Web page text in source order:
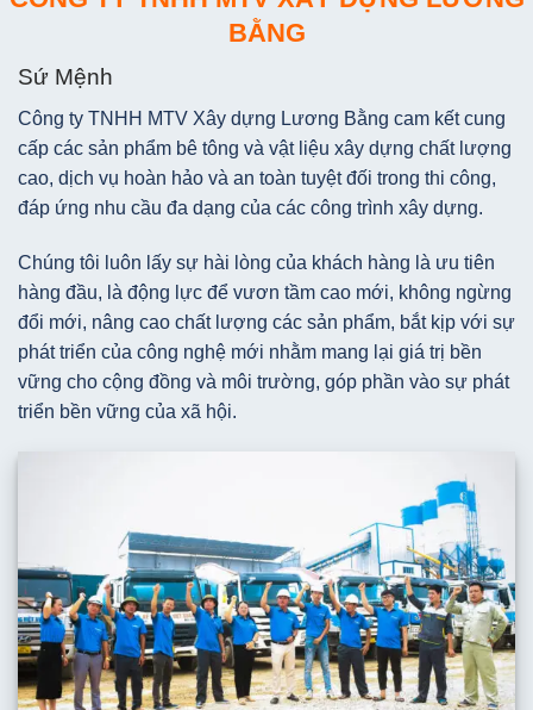
BẰNG
Sứ Mệnh
Công ty TNHH MTV Xây dựng Lương Bằng cam kết cung
cấp các sản phẩm bê tông và vật liệu xây dựng chất lượng
cao, dịch vụ hoàn hảo và an toàn tuyệt đối trong thi công,
đáp ứng nhu cầu đa dạng của các công trình xây dựng.
Chúng tôi luôn lấy sự hài lòng của khách hàng là ưu tiên
hàng đầu, là động lực để vươn tầm cao mới, không ngừng
đổi mới, nâng cao chất lượng các sản phẩm, bắt kịp với sự
phát triển của công nghệ mới nhằm mang lại giá trị bền
vững cho cộng đồng và môi trường, góp phần vào sự phát
triển bền vững của xã hội.